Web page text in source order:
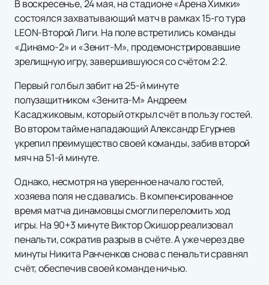
В воскресенье, 24 мая, на стадионе «Арена Химки»
состоялся захватывающий матч в рамках 15-го тура
LEON-Второй Лиги. На поле встретились команды
«Динамо-2» и «Зенит-М», продемонстрировавшие
зрелищную игру, завершившуюся со счётом 2:2.
Первый гол был забит на 25-й минуте
полузащитником «Зенита-М» Андреем
Касаджиковым, который открыл счёт в пользу гостей.
Во втором тайме нападающий Александр Егурнев
укрепил преимущество своей команды, забив второй
мяч на 51-й минуте.
Однако, несмотря на уверенное начало гостей,
хозяева поля не сдавались. В компенсированное
время матча динамовцы смогли переломить ход
игры. На 90+3 минуте Виктор Окишор реализовал
пенальти, сократив разрыв в счёте. А уже через две
минуты Никита Ранченков снова с пенальти сравнял
счёт, обеспечив своей команде ничью.